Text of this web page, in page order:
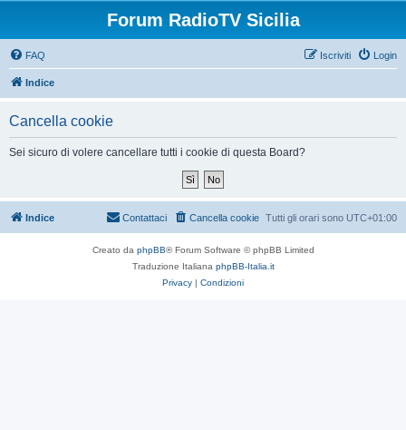
Forum RadioTV Sicilia
FAQ Login
Iscriviti
Indice
Cancella cookie
Sei sicuro di volere cancellare tutti i cookie di questa Board?
Indice Tutti gli orari sono UTC+01:00
Cancella cookie
Contattaci
Creato da phpBB® Forum Software © phpBB Limited
Traduzione Italiana phpBB-Italia.it
Privacy | Condizioni